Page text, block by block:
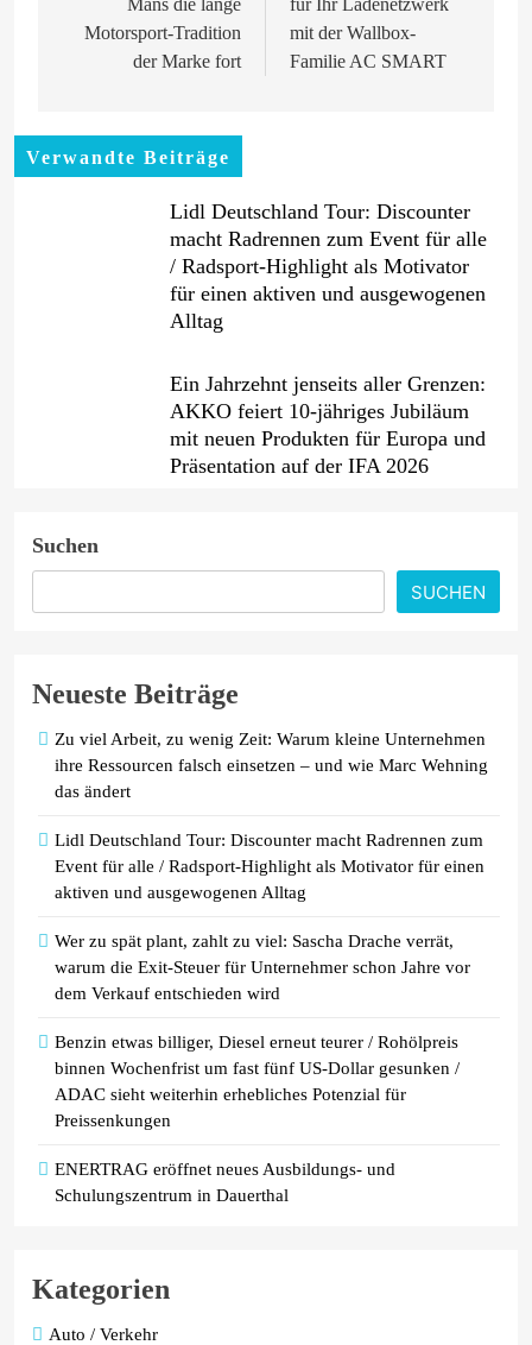
Motorsport-Tradition
der Marke fort
mit der Wallbox-
Familie AC SMART
Verwandte Beiträge
Lidl Deutschland Tour: Discounter
macht Radrennen zum Event für alle
/ Radsport-Highlight als Motivator
für einen aktiven und ausgewogenen
Alltag
Ein Jahrzehnt jenseits aller Grenzen:
AKKO feiert 10-jähriges Jubiläum
mit neuen Produkten für Europa und
Präsentation auf der IFA 2026
und bietet ab sofort eine effektive
Lösung gegen unangenehme
Mülleimergerüche
Suchen
SUCHEN
Neueste Beiträge
Zu viel Arbeit, zu wenig Zeit: Warum kleine Unternehmen
ihre Ressourcen falsch einsetzen – und wie Marc Wehning
das ändert
Lidl Deutschland Tour: Discounter macht Radrennen zum
Event für alle / Radsport-Highlight als Motivator für einen
aktiven und ausgewogenen Alltag
Wer zu spät plant, zahlt zu viel: Sascha Drache verrät,
warum die Exit-Steuer für Unternehmer schon Jahre vor
dem Verkauf entschieden wird
Benzin etwas billiger, Diesel erneut teurer / Rohölpreis
binnen Wochenfrist um fast fünf US-Dollar gesunken /
ADAC sieht weiterhin erhebliches Potenzial für
Preissenkungen
ENERTRAG eröffnet neues Ausbildungs- und
Schulungszentrum in Dauerthal
Kategorien
Auto / Verkehr